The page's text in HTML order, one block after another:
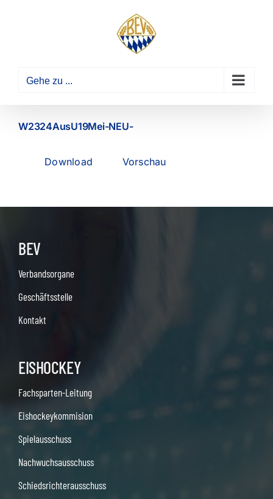
Gehe zu ...
W2324AusU19Mei-NEU-
Download Vorschau
BEV
Verbandsorgane
Geschäftsstelle
Kontakt
EISHOCKEY
Fachsparten-Leitung
Eishockeykommision
Spielausschuss
Nachwuchsausschuss
Schiedsrichterausschuss